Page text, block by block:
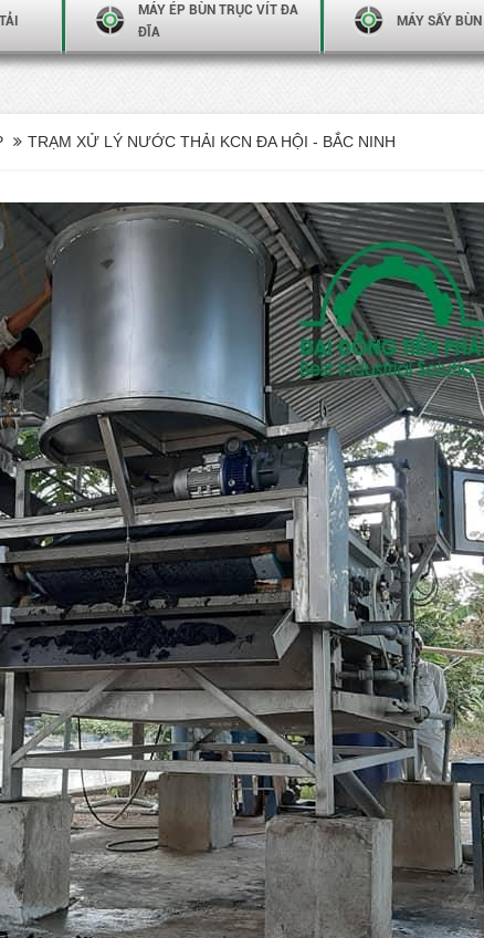
MÁY ÉP BÙN TRỤC VÍT ĐA
ĐĨA
MÁY SẤY BÙN
TRẠM XỬ LÝ NƯỚC THẢI KCN ĐA HỘI - BẮC NINH